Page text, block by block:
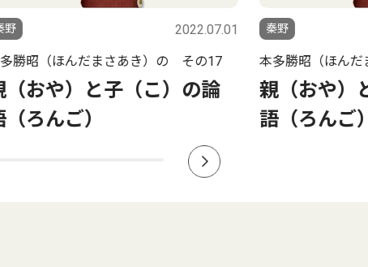
2022.07.01
勝昭（ほんだまさあき）の その17
おや）と子（こ）の論
ろんご）
秦野
本多勝昭（ほんだ
親（おや）
語（ろんご）